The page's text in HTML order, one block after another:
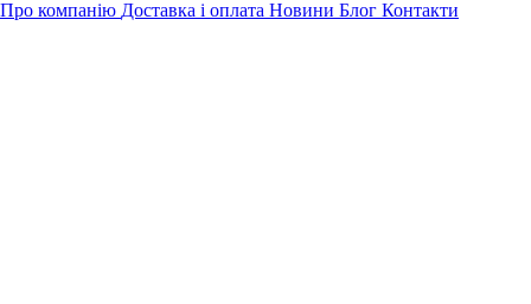
Про компанію Доставка і оплата Новини Блог Контакти